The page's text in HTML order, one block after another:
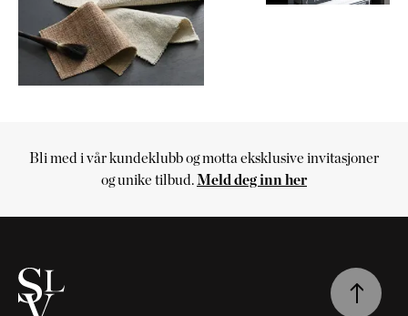
Handlekurv
Fortsett
å
Bli med i vår kundeklubb og motta eksklusive invitasjoner
og unike tilbud.Meld deg inn her